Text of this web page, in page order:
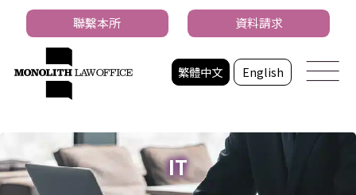
繁體中文 English
聯繫本所 資料請求
IT